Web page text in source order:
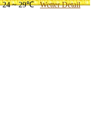
24 ~ 29℃ Wetter Detail